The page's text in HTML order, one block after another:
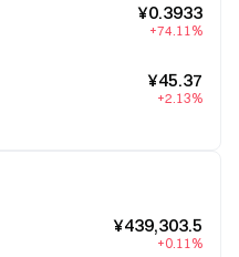
¥0.3933
+74.11%
¥45.37
+2.13%
¥439,303.5
+0.11%